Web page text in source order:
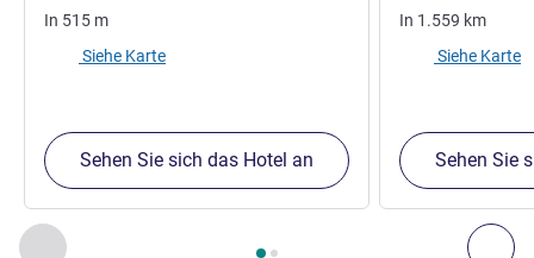
Zurück - Unsere anderen Etablissements in der Nähe
Seite , Unsere anderen Etablissements in der Nähe
In 515 m
Siehe Karte
Sehen Sie sich das Hotel an
In 1.559 km
Siehe Karte
Sehen Sie